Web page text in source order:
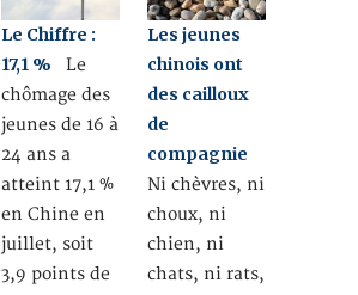
Le Chiffre :
17,1 % Le
chômage des
jeunes de 16 à
24 ans a
atteint 17,1 %
en Chine en
juillet, soit
3,9 points de
Les jeunes
chinois ont
des cailloux
de
compagnie
Ni chèvres, ni
choux, ni
chien, ni
chats, ni rats,